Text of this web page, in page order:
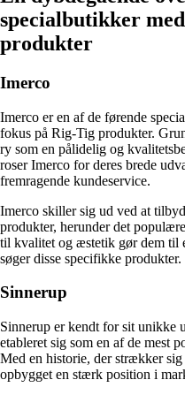
specialbutikker
produkter
Imerco
Imerco er en af de førende
fokus på Rig-Tig produkter.
ry som en pålidelig og
roser Imerco for deres brede
fremragende kundeservice.
Imerco skiller sig ud ved at
produkter, herunder det
til kvalitet og æstetik gør dem til
søger disse specifikke produkter.
Sinnerup
Sinnerup er kendt for sit unikke
etableret sig som en af de mest
Med en historie, der strækker
opbygget en stærk position i